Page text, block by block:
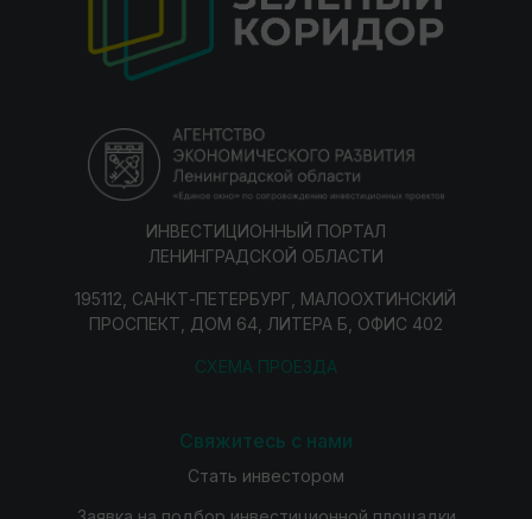
ИНВЕСТИЦИОННЫЙ ПОРТАЛ
ЛЕНИНГРАДСКОЙ ОБЛАСТИ
195112, САНКТ-ПЕТЕРБУРГ, МАЛООХТИНСКИЙ
ПРОСПЕКТ, ДОМ 64, ЛИТЕРА Б, ОФИС 402
СХЕМА ПРОЕЗДА
Свяжитесь с нами
Стать инвестором